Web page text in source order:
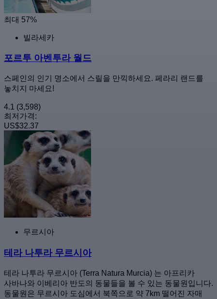
최대 57%
빌라세카
포르투 아벤투라 월드
스페인의 인기 명소에서 스릴을 만끽하세요. 페라리 랜드를
놓치지 마세요!
4.1 (3,598)
최저가격:
US$32.37
무르시아
테라 나투라 무르시아
테라 나투라 무르시아 (Terra Natura Murcia) 는 아프리카
사바나와 이베리아 반도의 동물들을 볼 수 있는 동물원입니다.
동물원은 무르시아 도심에서 북쪽으로 약 7km 떨어진 자매